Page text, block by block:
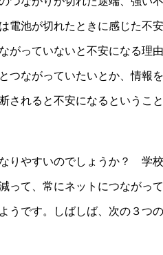
電池が切れたときに感じた不
がっていないと不安になる理
つながっていたいとか、情報
されると不安になるというこ
りやすいのでしょうか？ 学
って、常にネットにつながっ
うです。しばしば、次の３つ